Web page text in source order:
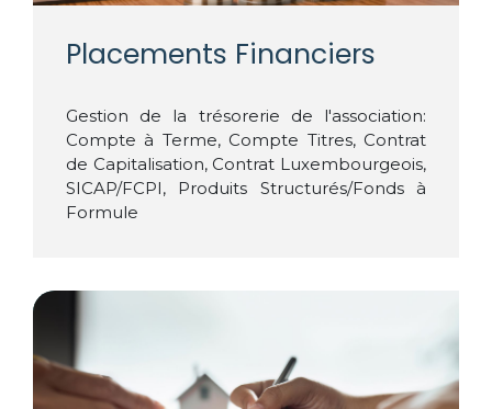
Placements Financiers
Gestion de la trésorerie de l'association:
Compte à Terme, Compte Titres, Contrat
de Capitalisation, Contrat Luxembourgeois,
SICAP/FCPI, Produits Structurés/Fonds à
Formule